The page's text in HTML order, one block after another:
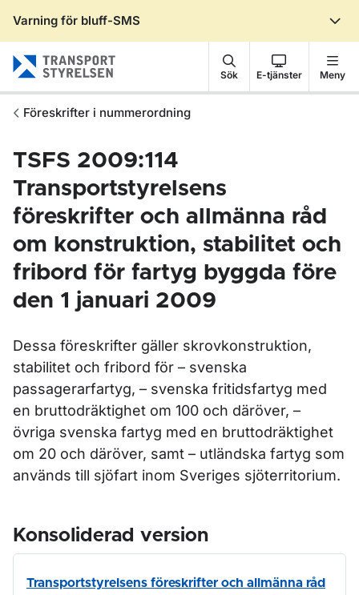
Varning för bluff-SMS
Sök E-tjänster Meny
Föreskrifter i nummerordning
TSFS 2009:114
Transportstyrelsens
föreskrifter och allmänna råd
om konstruktion, stabilitet och
fribord för fartyg byggda före
den 1 januari 2009
Dessa föreskrifter gäller skrovkonstruktion,
stabilitet och fribord för – svenska
passagerarfartyg, – svenska fritidsfartyg med
en bruttodräktighet om 100 och däröver, –
övriga svenska fartyg med en bruttodräktighet
om 20 och däröver, samt – utländska fartyg som
används till sjöfart inom Sveriges sjöterritorium.
Konsoliderad version
Transportstyrelsens föreskrifter och allmänna råd